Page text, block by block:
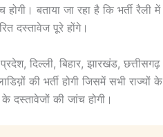
बताया जा रहा है कि भर्ती रैली में
दस्तावेज पूरे होंगे।
दिल्ली, बिहार, झारखंड, छत्तीसगढ़
की भर्ती होगी जिसमें सभी राज्यों के
दस्तावेजों की जांच होगी।